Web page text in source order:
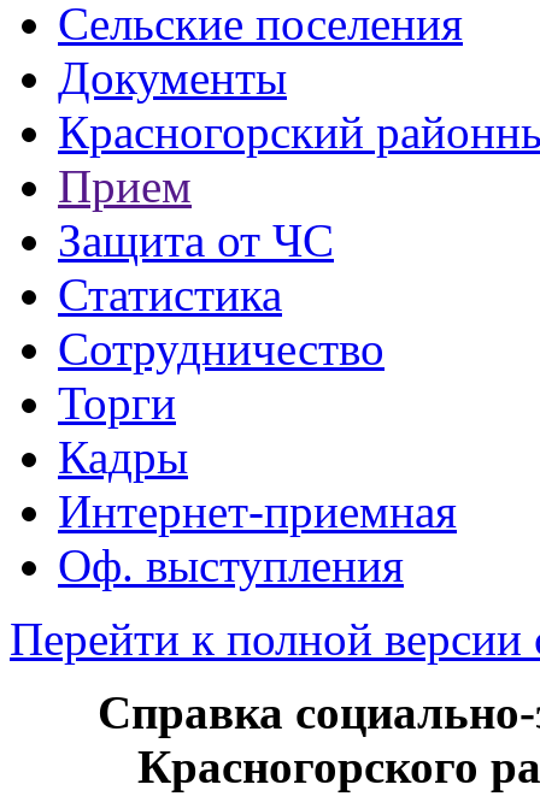
Сельские поселения
Документы
Красногорский
Прием
Защита от ЧС
Статистика
Сотрудничество
Торги
Кадры
Интернет-приемная
Оф. выступления
Перейти к полной версии
Справка
Красногорского